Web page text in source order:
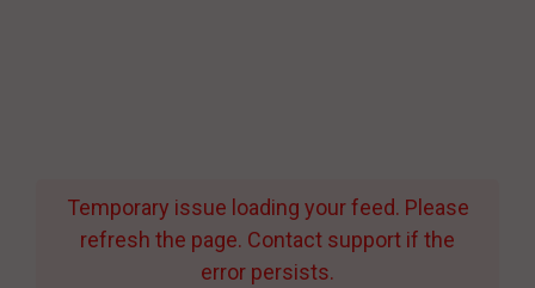
Temporary issue loading your feed. Please
refresh the page. Contact support if the
error persists.